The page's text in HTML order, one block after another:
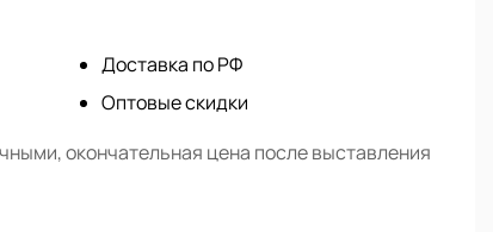
Доставка по РФ
Оптовые скидки
окончательная цена после выставления